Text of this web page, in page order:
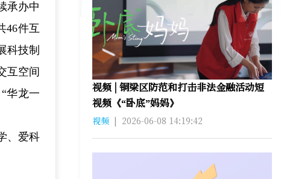
承办中
46件互
科技制
互空间
华龙一
、爱科
视频 | 铜梁区防范和打击非法金融活动短
视频《“卧底”妈妈》
视频 | 2026-06-08 14:19:42